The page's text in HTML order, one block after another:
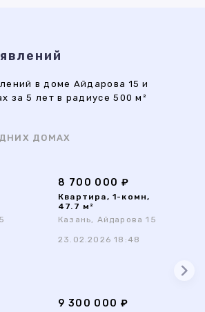
в доме Айдарова 15 и
за 5 лет в радиусе 500 м²
ДОМАХ
8 700 000 ₽
Квартира, 1-комн,
47.7 м²
Казань, Айдарова 15
23.02.2026 18:48
9 300 000 ₽